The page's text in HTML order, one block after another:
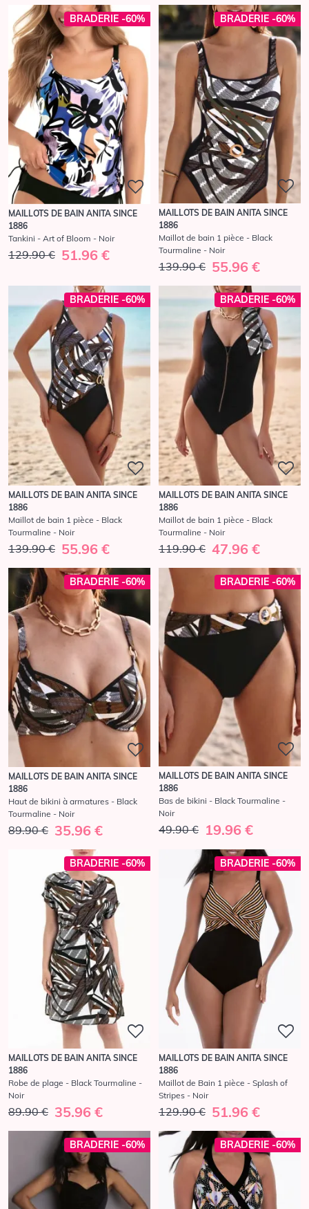
BRADERIE -60%
MAILLOTS DE BAIN ANITA SINCE
1886
Tankini - Art of Bloom - Noir
129.90 € 51.96 €
BRADERIE -60%
MAILLOTS DE BAIN ANITA SINCE
1886
Maillot de bain 1 pièce - Black
Tourmaline - Noir
139.90 € 55.96 €
BRADERIE -60%
MAILLOTS DE BAIN ANITA SINCE
1886
Maillot de bain 1 pièce - Black
Tourmaline - Noir
139.90 € 55.96 €
BRADERIE -60%
MAILLOTS DE BAIN ANITA SINCE
1886
Maillot de bain 1 pièce - Black
Tourmaline - Noir
119.90 € 47.96 €
BRADERIE -60%
MAILLOTS DE BAIN ANITA SINCE
1886
Haut de bikini à armatures - Black
Tourmaline - Noir
89.90 € 35.96 €
BRADERIE -60%
MAILLOTS DE BAIN ANITA SINCE
1886
Bas de bikini - Black Tourmaline -
Noir
49.90 € 19.96 €
BRADERIE -60%
MAILLOTS DE BAIN ANITA SINCE
1886
Robe de plage - Black Tourmaline -
Noir
89.90 € 35.96 €
BRADERIE -60%
MAILLOTS DE BAIN ANITA SINCE
1886
Maillot de Bain 1 pièce - Splash of
Stripes - Noir
129.90 € 51.96 €
BRADERIE -60% BRADERIE -60%